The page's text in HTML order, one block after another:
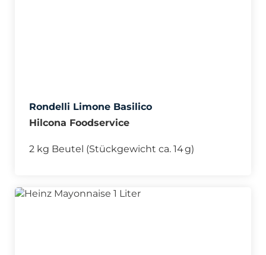
Rondelli Limone Basilico
Hilcona Foodservice
2 kg Beutel (Stückgewicht ca. 14 g)